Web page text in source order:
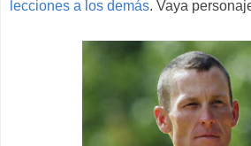
lecciones a los demás. Vaya